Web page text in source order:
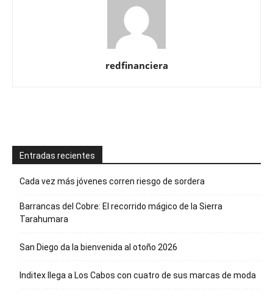
redfinanciera
Entradas recientes
Cada vez más jóvenes corren riesgo de sordera
Barrancas del Cobre: El recorrido mágico de la Sierra
Tarahumara
San Diego da la bienvenida al otoño 2026
Inditex llega a Los Cabos con cuatro de sus marcas de moda